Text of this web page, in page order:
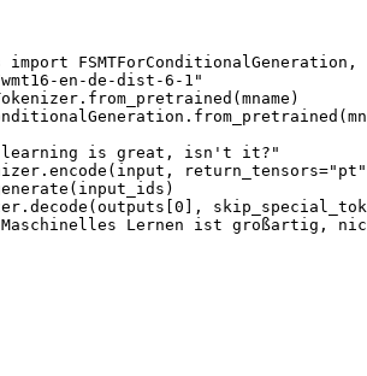
FSMTForConditionalGeneration,
en-de-dist-6-1"
learning is great, isn't it?"